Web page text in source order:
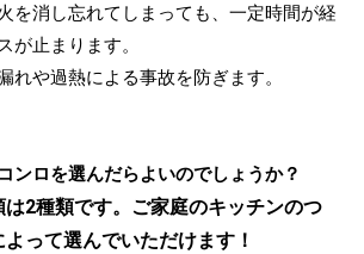
を消し忘れてしまっても、一定時間が経
が止まります。
れや過熱による事故を防ぎます。
ンロを選んだらよいのでしょうか？
2種類です。ご家庭のキッチンのつ
って選んでいただけます！